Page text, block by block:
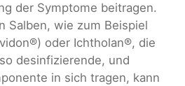
der Symptome beitragen.
Salben, wie zum Beispiel
oder Ichtholan®, die
desinfizierende, und
in sich tragen, kann